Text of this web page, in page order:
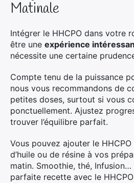
Matinale
Intégrer le HHCPO dans votre
être une expérience
nécessite une certaine
Compte tenu de la puissance
nous vous recommandons de
petites doses, surtout si vous
ponctuellement. Ajustez
trouver l’équilibre parfait.
Vous pouvez ajouter le
d’huile ou de résine à vos
matin. Smoothie, thé,
parfaite recette avec le